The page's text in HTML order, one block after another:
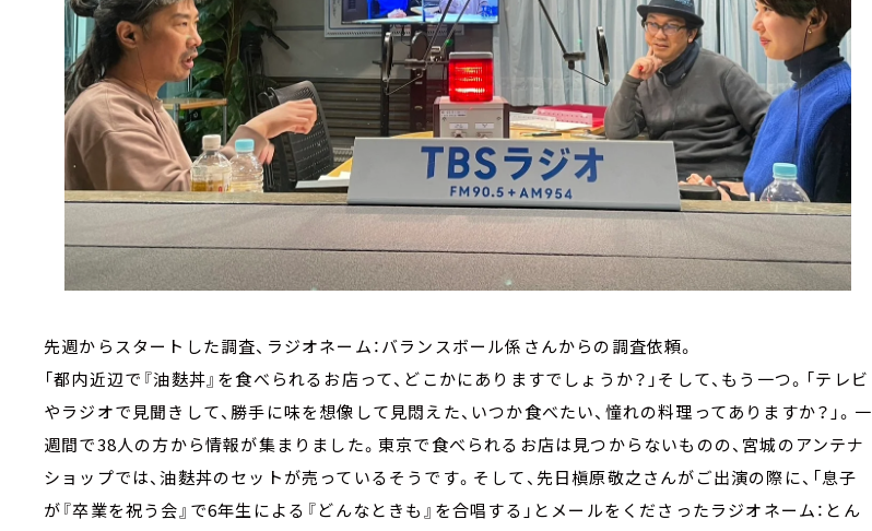
先週からスタートした調査、ラジオネーム：バランスボール係さんからの調査依頼。
「都内近辺で『油麩丼』を食べられるお店って、どこかにありますでしょうか？」そして、もう一つ。「テレビ
やラジオで見聞きして、勝手に味を想像して見悶えた、いつか食べたい、憧れの料理ってありますか？」。一
週間で38人の方から情報が集まりました。東京で食べられるお店は見つからないものの、宮城のアンテナ
ショップでは、油麩丼のセットが売っているそうです。そして、先日槇原敬之さんがご出演の際に、「息子
が『卒業を祝う会』で6年生による『どんなときも』を合唱する」とメールをくださったラジオネーム：とん